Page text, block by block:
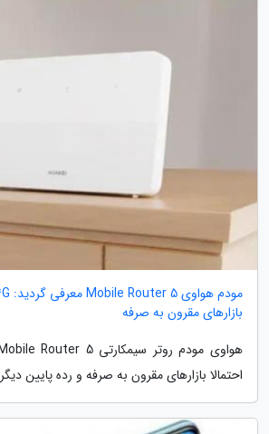
بازارهای مقرون به صرفه
احتمالا بازارهای مقرون به صرفه و رده پایین